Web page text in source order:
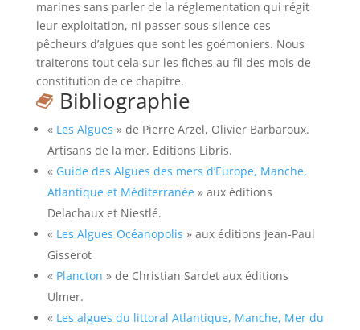
marines sans parler de la réglementation qui régit
leur exploitation, ni passer sous silence ces
pêcheurs d’algues que sont les goémoniers. Nous
traiterons tout cela sur les fiches au fil des mois de
constitution de ce chapitre.
Bibliographie
« Les Algues » de Pierre Arzel, Olivier Barbaroux.
Artisans de la mer. Editions Libris.
« Guide des Algues des mers d’Europe, Manche,
Atlantique et Méditerranée» aux éditions
Delachaux et Niestlé.
« Les Algues Océanopolis » aux éditions Jean-Paul
Gisserot
« Plancton » de Christian Sardet aux éditions
Ulmer.
« Les algues du littoral Atlantique, Manche, Mer du